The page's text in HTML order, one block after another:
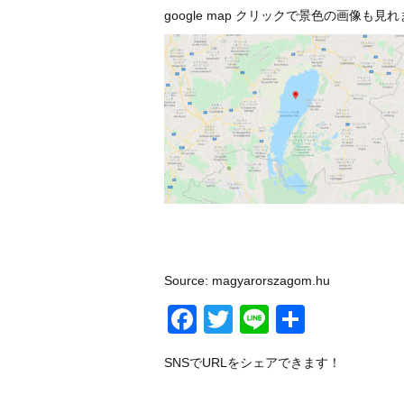
google map クリックで景色の画像も見れ
Source: magyarorszagom.hu
Facebook
Twitter
Line
有
SNSでURLをシェアできます！